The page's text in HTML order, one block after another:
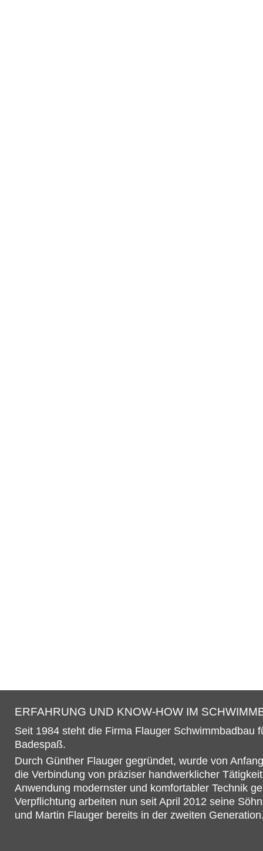
ERFAHRUNG UND KNOW-HOW IM
Seit 1984 steht die Firma Flauger Schwimmbadbau
Badespaß.
Durch Günther Flauger gegründet, wurde von
die Verbindung von präziser handwerklicher
Anwendung modernster und komfortabler Technik
Verpflichtung arbeiten nun seit April 2012 seine
und Martin Flauger bereits in der zweiten